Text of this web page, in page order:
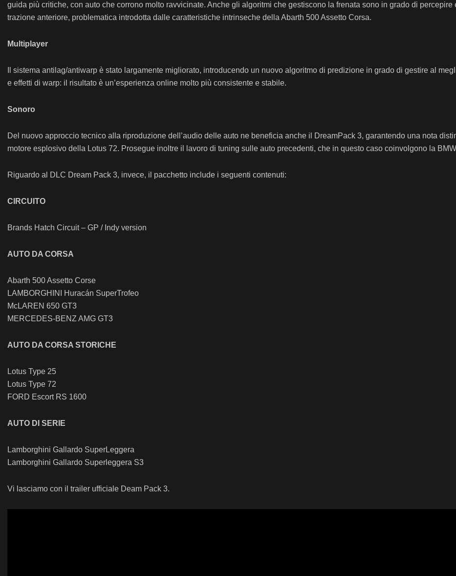
guida più critiche, con auto che corrono molto ravvicinate. Anche gli algoritmi che gestiscono la frenata sono in grado di
trazione anteriore, problematica introdotta dalle caratteristiche intrinseche della Abarth 500 Assetto Corsa.
Multiplayer
Il sistema antilag/antiwarp è stato largamente migliorato, introducendo un nuovo algoritmo di predizione in grado di gestire al
e effetti di warp: il risultato è un’esperienza online molto più consistente e stabile.
Sonoro
Del nuovo approccio tecnico alla riproduzione dell’audio delle auto ne beneficia anche il DreamPack 3, garantendo una nota
motore esplosivo della Lotus 72. Prosegue inoltre il lavoro di tuning sulle auto precedenti, che in questo caso coinvolgono la
Riguardo al DLC Dream Pack 3, invece, il pacchetto include i seguenti contenuti:
CIRCUITO
Brands Hatch Circuit – GP / Indy version
AUTO DA CORSA
Abarth 500 Assetto Corse
LAMBORGHINI Huracán SuperTrofeo
McLAREN 650 GT3
MERCEDES-BENZ AMG GT3
AUTO DA CORSA STORICHE
Lotus Type 25
Lotus Type 72
FORD Escort RS 1600
AUTO DI SERIE
Lamborghini Gallardo SuperLeggera
Lamborghini Gallardo Superleggera S3
Vi lasciamo con il trailer ufficiale Deam Pack 3.